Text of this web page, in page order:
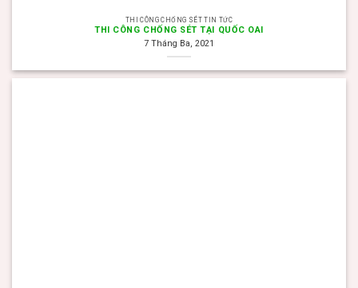
THI CÔNG CHỐNG SÉT TIN TỨC
THI CÔNG CHỐNG SÉT TẠI QUỐC OAI
7 Tháng Ba, 2021